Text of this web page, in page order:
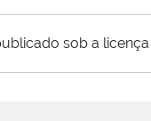
sob a licença